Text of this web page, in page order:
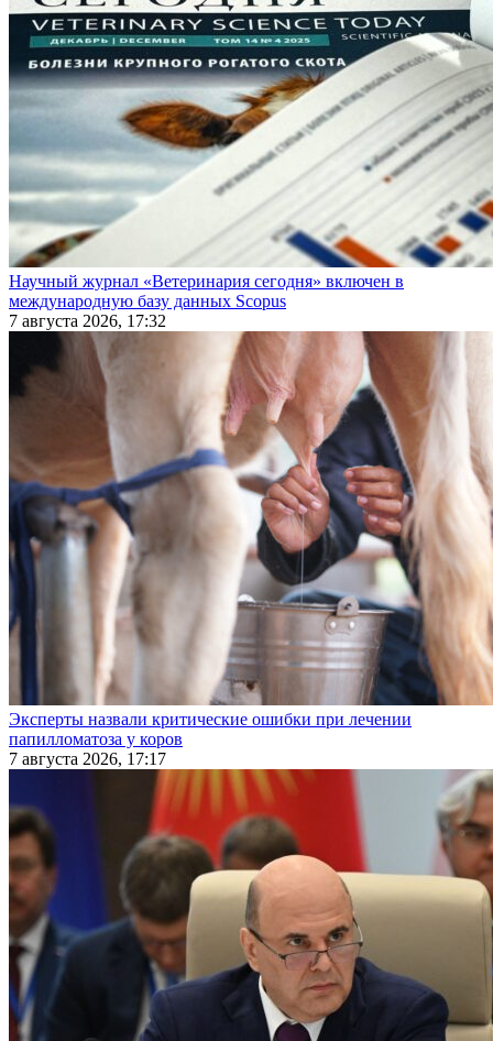
Научный журнал «Ветеринария сегодня» включен в
международную базу данных Scopus
7 августа 2026, 17:32
Эксперты назвали критические ошибки при лечении
папилломатоза у коров
7 августа 2026, 17:17